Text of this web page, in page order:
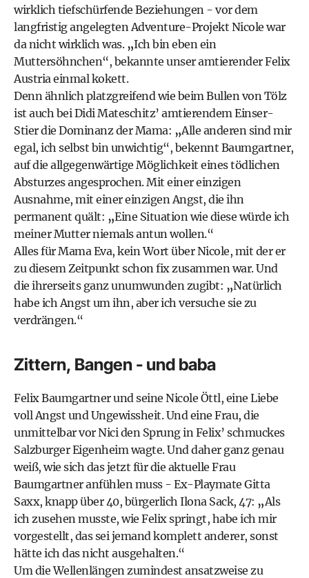
wirklich tiefschürfende Beziehungen - vor dem
langfristig angelegten Adventure-Projekt Nicole war
da nicht wirklich was. „Ich bin eben ein
Muttersöhnchen“, bekannte unser amtierender Felix
Austria einmal kokett.
Denn ähnlich platzgreifend wie beim Bullen von Tölz
ist auch bei Didi Mateschitz’ amtierendem Einser-
Stier die Dominanz der Mama: „Alle anderen sind mir
egal, ich selbst bin unwichtig“, bekennt Baumgartner,
auf die allgegenwärtige Möglichkeit eines tödlichen
Absturzes angesprochen. Mit einer einzigen
Ausnahme, mit einer einzigen Angst, die ihn
permanent quält: „Eine Situation wie diese würde ich
meiner Mutter niemals antun wollen.“
Alles für Mama Eva, kein Wort über Nicole, mit der er
zu diesem Zeitpunkt schon fix zusammen war. Und
die ihrerseits ganz unumwunden zugibt: „Natürlich
habe ich Angst um ihn, aber ich versuche sie zu
verdrängen.“
Zittern, Bangen - und baba
Felix Baumgartner und seine Nicole Öttl, eine Liebe
voll Angst und Ungewissheit. Und eine Frau, die
unmittelbar vor Nici den Sprung in Felix’ schmuckes
Salzburger Eigenheim wagte. Und daher ganz genau
weiß, wie sich das jetzt für die aktuelle Frau
Baumgartner anfühlen muss - Ex-Playmate Gitta
Saxx, knapp über 40, bürgerlich Ilona Sack, 47: „Als
ich zusehen musste, wie Felix springt, habe ich mir
vorgestellt, das sei jemand komplett anderer, sonst
hätte ich das nicht ausgehalten.“
Um die Wellenlängen zumindest ansatzweise zu